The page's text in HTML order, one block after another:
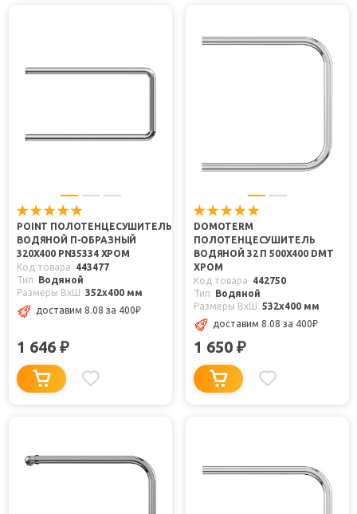
POINT ПОЛОТЕНЦЕСУШИТЕЛЬ
ВОДЯНОЙ П-ОБРАЗНЫЙ
320X400 PN35334 ХРОМ
Код товара
443477
Тип
Водяной
Размеры ВxШ 352x400 мм
доставим 8.08 за 400₽
1 646 ₽
DOMOTERM
ПОЛОТЕНЦЕСУШИТЕЛЬ
ВОДЯНОЙ 32 П 500X400 DMT
ХРОМ
Код товара
442750
Тип
Водяной
Размеры ВxШ 532x400 мм
доставим 8.08 за 400₽
1 650 ₽